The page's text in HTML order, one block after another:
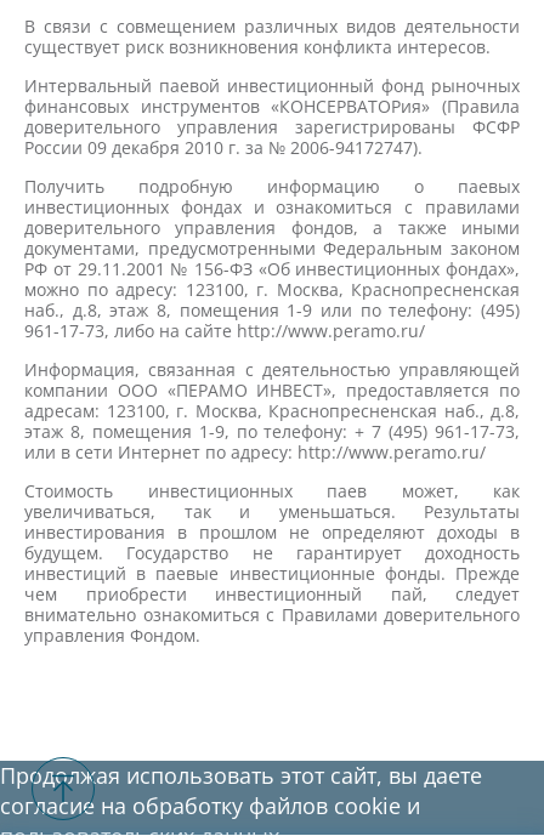
В связи с совмещением различных видов деятельности
существует риск возникновения конфликта интересов.
Интервальный паевой инвестиционный фонд рыночных
финансовых инструментов «КОНСЕРВАТОРия» (Правила
доверительного управления зарегистрированы ФСФР
России 09 декабря 2010 г. за № 2006-94172747).
Получить подробную информацию о паевых
инвестиционных фондах и ознакомиться с правилами
доверительного управления фондов, а также иными
документами, предусмотренными Федеральным законом
РФ от 29.11.2001 № 156-ФЗ «Об инвестиционных фондах»,
можно по адресу: 123100, г. Москва, Краснопресненская
наб., д.8, этаж 8, помещения 1-9 или по телефону: (495)
961-17-73, либо на сайте http://www.peramo.ru/
Информация, связанная с деятельностью управляющей
компании ООО «ПЕРАМО ИНВЕСТ», предоставляется по
адресам: 123100, г. Москва, Краснопресненская наб., д.8,
этаж 8, помещения 1-9, по телефону: + 7 (495) 961-17-73,
или в сети Интернет по адресу: http://www.peramo.ru/
Стоимость инвестиционных паев может, как
увеличиваться, так и уменьшаться. Результаты
инвестирования в прошлом не определяют доходы в
будущем. Государство не гарантирует доходность
инвестиций в паевые инвестиционные фонды. Прежде
чем приобрести инвестиционный пай, следует
внимательно ознакомиться с Правилами доверительного
управления Фондом.
Продолжая использовать этот сайт, вы даете
согласие на обработку файлов cookie и